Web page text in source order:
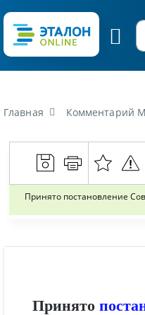
Главная Комментарий Министерства
Принято постановление
Принято